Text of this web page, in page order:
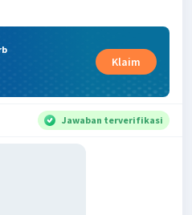
Klaim
Jawaban terverifikasi